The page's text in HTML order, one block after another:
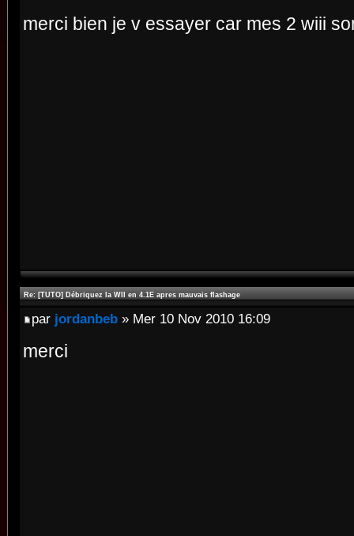
merci bien je v essayer car mes 2 wiii
Re: [TUTO] Débriquez la WII en 4.1E apres mauvais flashage
par jordanbeb » Mer 10 Nov 2010 16:09
merci